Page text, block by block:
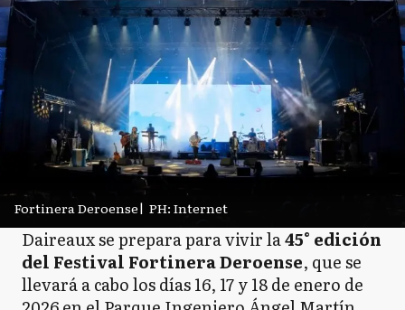
Fortinera Deroense| PH: Internet
Daireaux se prepara para vivir la45° edición
del Festival Fortinera Deroense, que se
llevará a cabo los días 16, 17 y 18 de enero de